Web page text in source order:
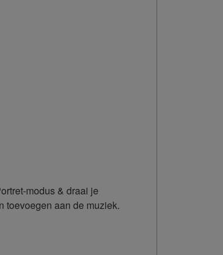
modus & draai je
toevoegen aan de muziek.